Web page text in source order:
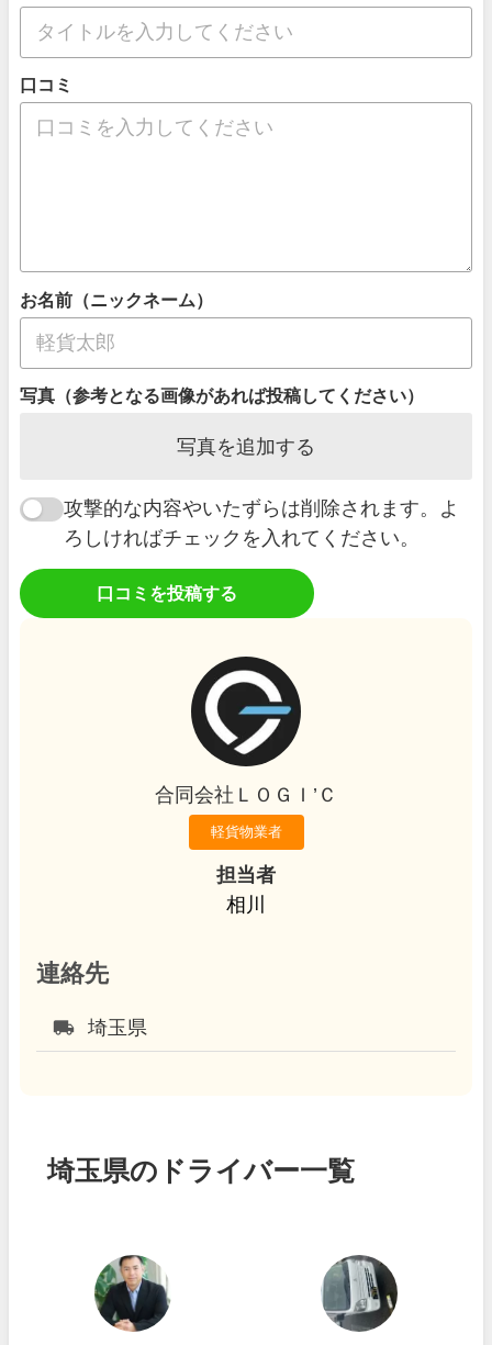
口コミ
お名前（ニックネーム）
写真（参考となる画像があれば投稿してください）
写真を追加する
攻撃的な内容やいたずらは削除されます。よ
ろしければチェックを入れてください。
口コミを投稿する
合同会社ＬＯＧＩ’Ｃ
軽貨物業者
担当者
相川
連絡先
local_shipping 埼玉県
埼玉県のドライバー一覧